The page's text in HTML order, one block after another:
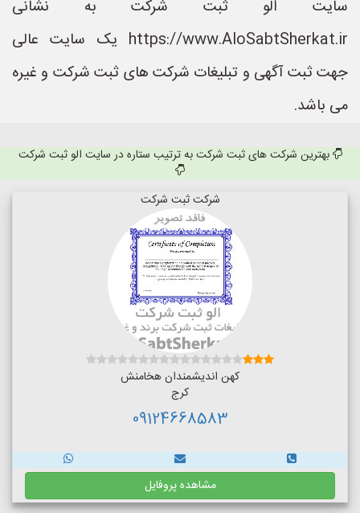
سایت الو ثبت شرکت به نشانی
https://www.AloSabtSherkat.ir یک سایت عالی
جهت ثبت آگهی و تبلیغات شرکت های ثبت شرکت و غیره
می باشد.
بهترین شرکت های ثبت شرکت به ترتیب ستاره در سایت الو ثبت شرکت
شرکت ثبت شرکت
کهن اندیشمندان هخامنش
کرج
09124668583
مشاهده پروفایل